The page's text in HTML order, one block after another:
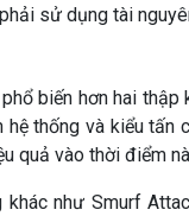
sử dụng tài
biến hơn hai
thống và kiểu
quả vào thời điểm
như Smurf